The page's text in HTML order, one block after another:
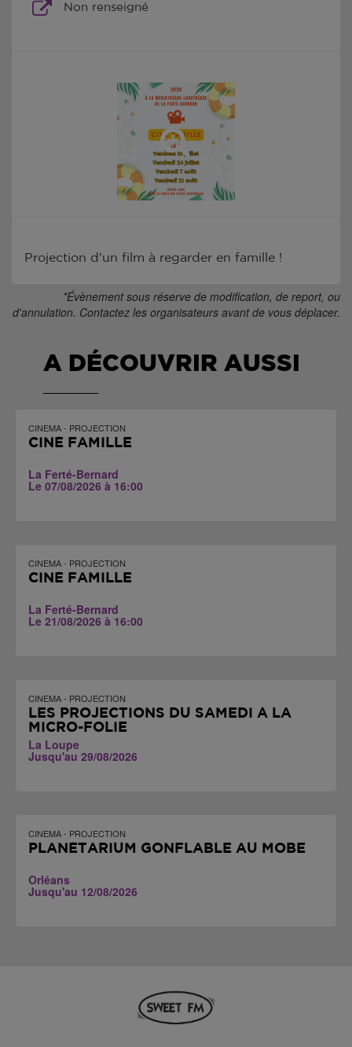
Non renseigné
Projection d'un film à regarder en famille !
*Évènement sous réserve de modification, de report, ou
d'annulation. Contactez les organisateurs avant de vous déplacer.
A DÉCOUVRIR AUSSI
CINEMA - PROJECTION
CINÉ FAMILLE
La Ferté-Bernard
Le 07/08/2026 à 16:00
CINEMA - PROJECTION
CINÉ FAMILLE
La Ferté-Bernard
Le 21/08/2026 à 16:00
CINEMA - PROJECTION
LES PROJECTIONS DU SAMEDI À LA
MICRO-FOLIE
La Loupe
Jusqu'au 29/08/2026
CINEMA - PROJECTION
PLANÉTARIUM GONFLABLE AU MOBE
Orléans
Jusqu'au 12/08/2026